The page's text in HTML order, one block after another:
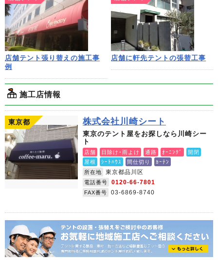
店舗テント張り替えの施工事
例
店舗に軒先テントの張替工事
施工店情報
東京都 株式会社川崎シート
東京のテント屋をお探しなら川崎シー
ト
店舗 日除け･雨よけ 通路 ｵｰﾆﾝｸﾞ
開閉
屋根
ｼｰﾄﾊｳｽ 間仕切り
ｶｰﾃﾝ
所在地
東京都品川区
電話番号 0120-66-7801
FAX番号 03-6869-8740